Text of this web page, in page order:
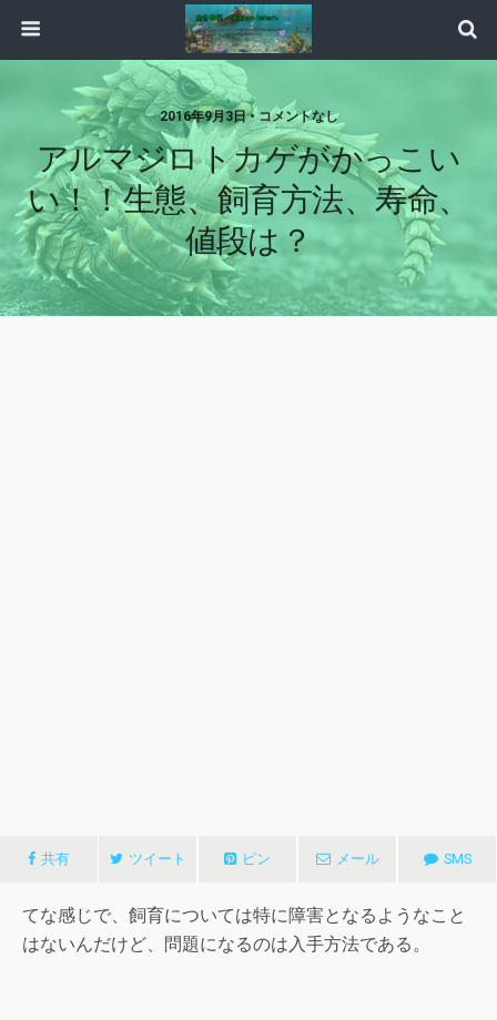
2016年9月3日 • コメントなし
アルマジロトカゲがかっこい
い！！生態、飼育方法、寿命、
値段は？
共有 ツイート ピン メール SMS
てな感じで、飼育については特に障害となるようなこと
はないんだけど、問題になるのは入手方法である。